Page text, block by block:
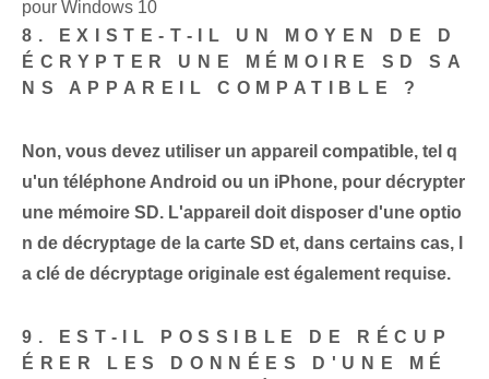
pour Windows 10
8. EXISTE-T-IL UN MOYEN DE D
ÉCRYPTER UNE MÉMOIRE SD SA
NS APPAREIL COMPATIBLE ?
Non, vous devez utiliser un appareil compatible, tel q
u'un téléphone Android ou un iPhone, pour décrypter
une mémoire SD. L'appareil doit disposer d'une optio
n de décryptage de la carte SD et, dans certains cas, l
a clé de décryptage originale est également requise.
9. EST-IL POSSIBLE DE RÉCUP
ÉRER LES DONNÉES D'UNE MÉ